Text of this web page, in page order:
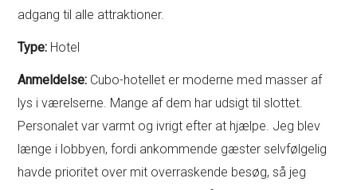
adgang til alle attraktioner.
Type: Hotel
Anmeldelse: Cubo-hotellet er moderne med masser af
lys i værelserne. Mange af dem har udsigt til slottet.
Personalet var varmt og ivrigt efter at hjælpe. Jeg blev
længe i lobbyen, fordi ankommende gæster selvfølgelig
havde prioritet over mit overraskende besøg, så jeg